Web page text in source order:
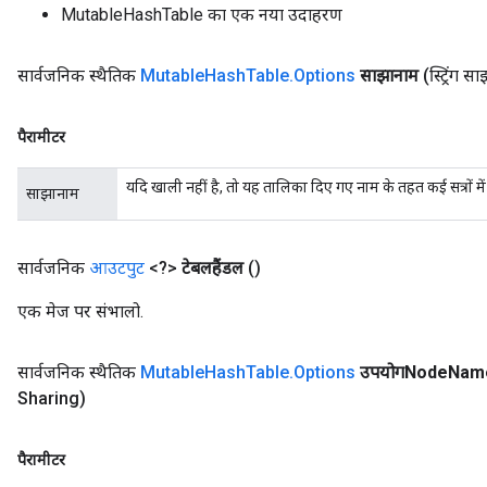
MutableHashTable का एक नया उदाहरण
सार्वजनिक स्थैतिक MutableHashTable.Options साझानाम (स्ट्रिंग
पैरामीटर
साझानाम यदि खाली नहीं है, तो यह तालिका दिए गए नाम के तहत कई सत्रों
सार्वजनिक आउटपुट <?> टेबलहैंडल ()
एक मेज पर संभालो.
सार्वजनिक स्थैतिक MutableHashTable.Options उपयोगNode
Sharing)
पैरामीटर